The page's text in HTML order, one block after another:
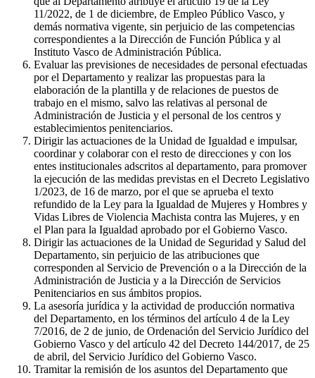
11/2022, de 1 de diciembre, de Empleo Público Vasco, y
demás normativa vigente, sin perjuicio de las competencias
correspondientes a la Dirección de Función Pública y al
Instituto Vasco de Administración Pública.
Evaluar las previsiones de necesidades de personal efectuadas
por el Departamento y realizar las propuestas para la
elaboración de la plantilla y de relaciones de puestos de
trabajo en el mismo, salvo las relativas al personal de
Administración de Justicia y el personal de los centros y
establecimientos penitenciarios.
Dirigir las actuaciones de la Unidad de Igualdad e impulsar,
coordinar y colaborar con el resto de direcciones y con los
entes institucionales adscritos al departamento, para promover
la ejecución de las medidas previstas en el Decreto Legislativo
1/2023, de 16 de marzo, por el que se aprueba el texto
refundido de la Ley para la Igualdad de Mujeres y Hombres y
Vidas Libres de Violencia Machista contra las Mujeres, y en
el Plan para la Igualdad aprobado por el Gobierno Vasco.
Dirigir las actuaciones de la Unidad de Seguridad y Salud del
Departamento, sin perjuicio de las atribuciones que
corresponden al Servicio de Prevención o a la Dirección de la
Administración de Justicia y a la Dirección de Servicios
Penitenciarios en sus ámbitos propios.
La asesoría jurídica y la actividad de producción normativa
del Departamento, en los términos del artículo 4 de la Ley
7/2016, de 2 de junio, de Ordenación del Servicio Jurídico del
Gobierno Vasco y del artículo 42 del Decreto 144/2017, de 25
de abril, del Servicio Jurídico del Gobierno Vasco.
Tramitar la remisión de los asuntos del Departamento que